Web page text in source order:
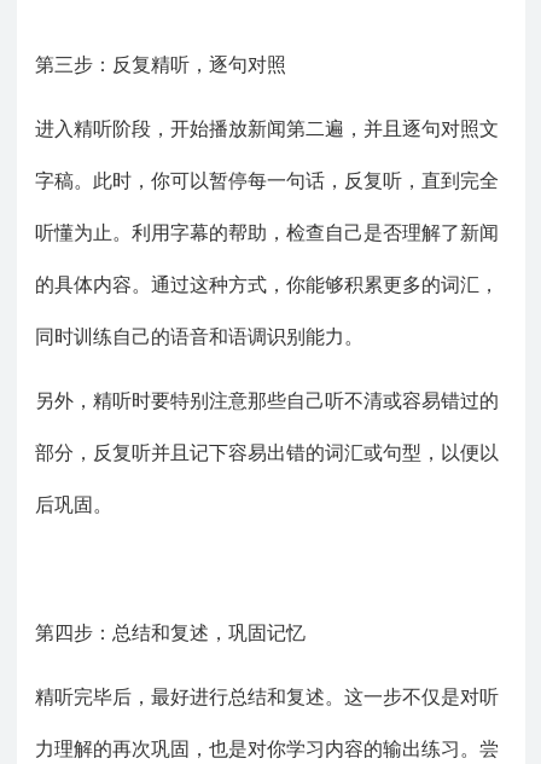
第三步：反复精听，逐句对照
进入精听阶段，开始播放新闻第二遍，并且逐句对照文
字稿。此时，你可以暂停每一句话，反复听，直到完全
听懂为止。利用字幕的帮助，检查自己是否理解了新闻
的具体内容。通过这种方式，你能够积累更多的词汇，
同时训练自己的语音和语调识别能力。
另外，精听时要特别注意那些自己听不清或容易错过的
部分，反复听并且记下容易出错的词汇或句型，以便以
后巩固。
第四步：总结和复述，巩固记忆
精听完毕后，最好进行总结和复述。这一步不仅是对听
力理解的再次巩固，也是对你学习内容的输出练习。尝